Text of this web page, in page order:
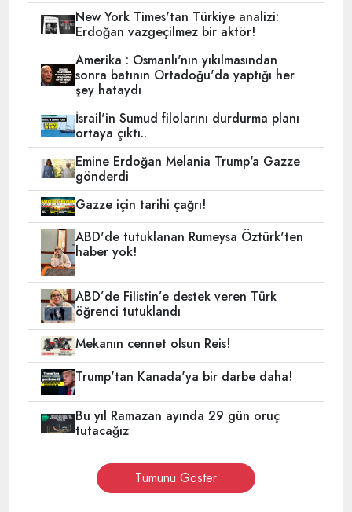
New York Times'tan Türkiye analizi:
Erdoğan vazgeçilmez bir aktör!
Amerika : Osmanlı'nın yıkılmasından
sonra batının Ortadoğu'da yaptığı her
şey hataydı
İsrail'in Sumud filolarını durdurma planı
ortaya çıktı..
Emine Erdoğan Melania Trump'a Gazze
gönderdi
Gazze için tarihi çağrı!
ABD'de tutuklanan Rumeysa Öztürk'ten
haber yok!
ABD’de Filistin’e destek veren Türk
öğrenci tutuklandı
Mekanın cennet olsun Reis!
Trump'tan Kanada'ya bir darbe daha!
Bu yıl Ramazan ayında 29 gün oruç
tutacağız
Tümünü Göster